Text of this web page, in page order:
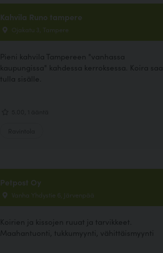
Kahvila Runo tampere
Ojakatu 3, Tampere
Pieni kahvila Tampereen "vanhassa
kaupungissa" kahdessa kerroksessa. Koira saa
tulla sisälle.
Petpost Oy
Vanha Yhdystie 6, Järvenpää
Koirien ja kissojen ruuat ja tarvikkeet.
Maahantuonti, tukkumyynti, vähittäismyynti